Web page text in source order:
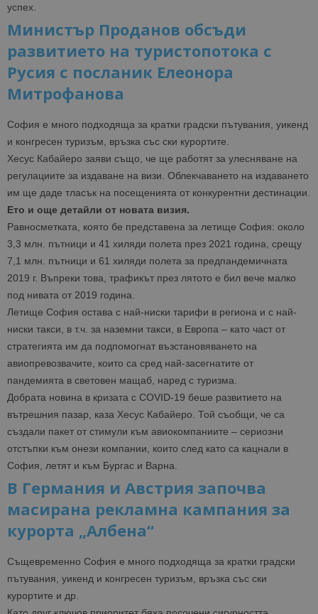
успех.
Министър Проданов обсъди
развитието на туристопотока с
Русия с посланик Елеонора
Митрофанова
София е много подходяща за кратки градски пътувания, уикенд
и конгресен туризъм, връзка със ски курортите.
Хесус Кабайеро заяви също, че ще работят за улесняване на
регулациите за издаване на визи. Облекчаването на издаването
им ще даде тласък на посещенията от конкурентни дестинации.
Ето и още детайли от новата визия.
Равносметката, която бе представена за летище София: около
3,3 млн. пътници и 41 хиляди полета през 2021 година, срещу
7,1 млн. пътници и 61 хиляди полета за предпандемичната
2019 г. Въпреки това, трафикът през лятото е бил вече малко
под нивата от 2019 година.
Летище София остава с най-ниски тарифи в региона и с най-
ниски такси, в т.ч. за наземни такси, в Европа – като част от
стратегията им да подпомогнат възстановяването на
авиопревозвачите, които са сред най-засегнатите от
пандемията в световен мащаб, наред с туризма.
Добрата новина в кризата с COVID-19 беше развитието на
вътрешния пазар, каза Хесус Кабайеро. Той съобщи, че са
създали пакет от стимули към авиокомпаниите – сериозни
отстъпки към онези компании, които след като са кацнали в
София, летят и към Бургас и Варна.
В Германия и Австрия започва
масирана рекламна кампания за
курорта „Албена“
Същевременно София е много подходяща за кратки градски
пътувания, уикенд и конгресен туризъм, връзка със ски
курортите и др.